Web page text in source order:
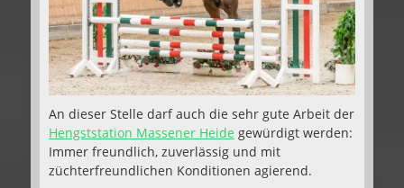
An dieser Stelle darf auch die sehr gute Arbeit der
Hengststation Massener Heide gewürdigt werden:
Immer freundlich, zuverlässig und mit
züchterfreundlichen Konditionen agierend.